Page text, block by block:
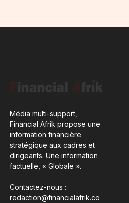
Média multi-support,
Financial Afrik propose une
information financière
stratégique aux cadres et
dirigeants. Une information
factuelle, « Globale ».
Contactez-nous :
redaction@financialafrik.co